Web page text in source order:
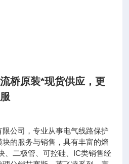
桥原装*现货供应 ， 更
公司，专业从事电气线路保护
的服务与销售，具有丰富的熔
、二极管、可控硅、IC类销售经